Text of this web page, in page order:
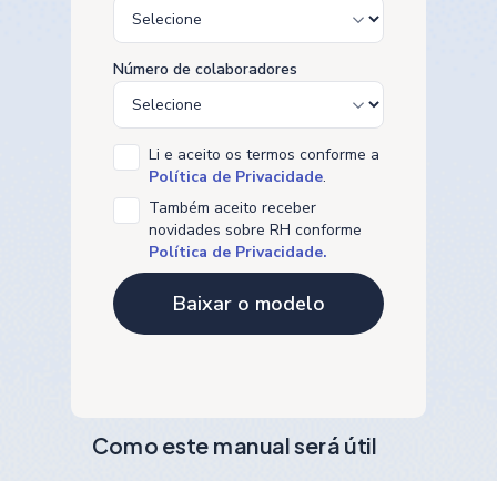
Como este manual será útil
Número de colaboradores
Também aceito receber
novidades sobre RH conforme
Política de Privacidade.
Li e aceito os termos conforme a
Política de Privacidade.